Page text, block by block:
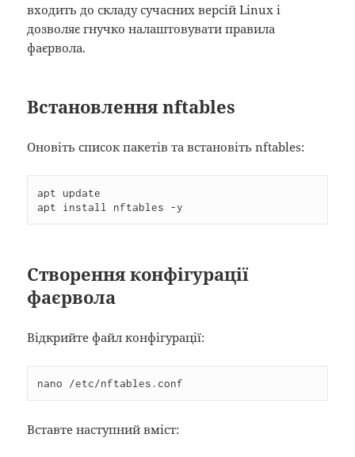
входить до складу сучасних версій Linux і
дозволяє гнучко налаштовувати правила
фаєрвола.
Встановлення nftables
Оновіть список пакетів та встановіть nftables:
apt update
apt install nftables -y
Створення конфігурації
фаєрвола
Відкрийте файл конфігурації:
nano /etc/nftables.conf
Вставте наступний вміст: